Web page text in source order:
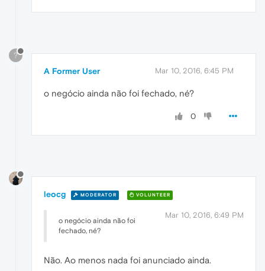
?
A Former User Mar 10, 2016, 6:45 PM
o negócio ainda não foi fechado, né?
0
leocg MODERATOR VOLUNTEER
Mar 10, 2016, 6:49 PM
o negócio ainda não foi
fechado, né?
Não. Ao menos nada foi anunciado ainda.